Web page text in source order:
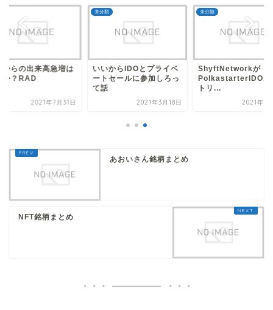
からの出来高急増は
か？RAD
2021年7月31日
未分類
いいからIDOとプライベ
ートセールに参加しろっ
て話
2021年3月18日
未分類
ShyftNetworkが
PolkastarterIDOホ
トリ...
2021年3
あおいさん銘柄まとめ
NFT銘柄まとめ